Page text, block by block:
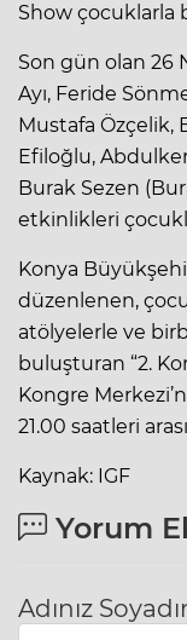
Show çocuklarla
Son gün olan 26
Ayı, Feride
Mustafa Özçelik,
Efiloğlu,
Burak Sezen
etkinlikleri
Konya
düzenlenen,
atölyelerle ve
buluşturan “2.
Kongre
21.00 saatleri
Kaynak: IGF
Yorum
Adınız